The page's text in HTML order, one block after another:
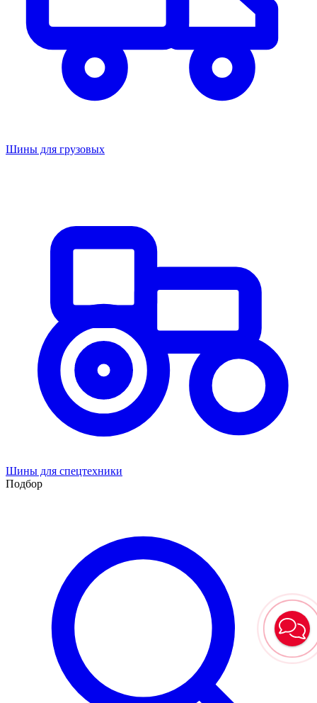
Шины для грузовых
Шины для спецтехники
Подбор